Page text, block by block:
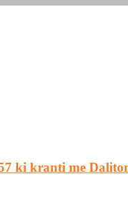
ki kranti me